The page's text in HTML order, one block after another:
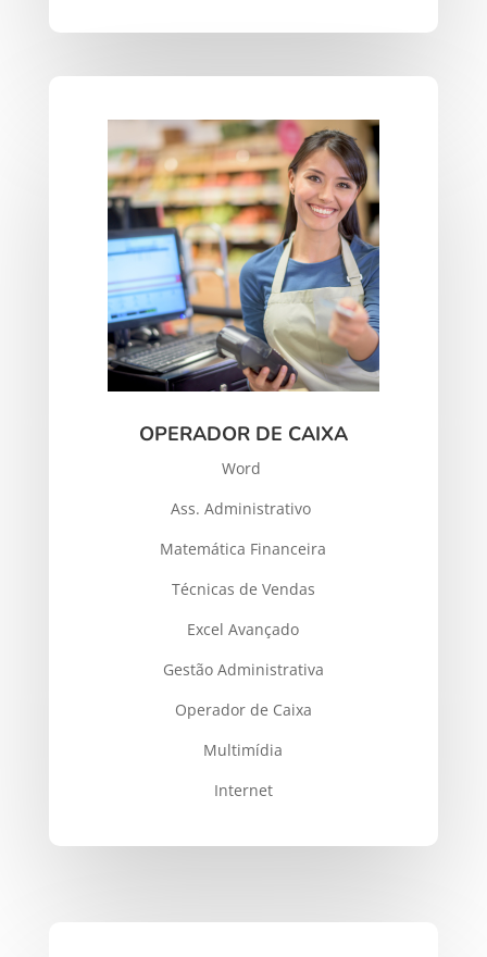
OPERADOR DE CAIXA
Word
Ass. Administrativo
Matemática Financeira
Técnicas de Vendas
Excel Avançado
Gestão Administrativa
Operador de Caixa
Multimídia
Internet